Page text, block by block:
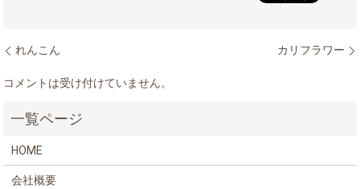
れんこん カリフラワー
コメントは受け付けていません。
HOME
会社概要